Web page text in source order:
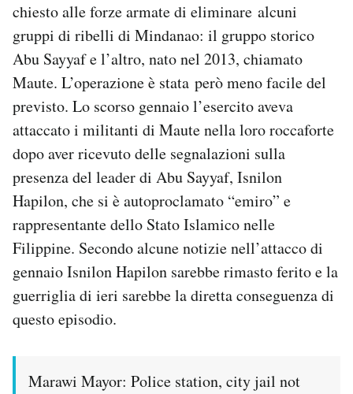
chiesto alle forze armate di eliminare alcuni
gruppi di ribelli di Mindanao: il gruppo storico
Abu Sayyaf e l’altro, nato nel 2013, chiamato
Maute. L’operazione è stata però meno facile del
previsto. Lo scorso gennaio l’esercito aveva
attaccato i militanti di Maute nella loro roccaforte
dopo aver ricevuto delle segnalazioni sulla
presenza del leader di Abu Sayyaf, Isnilon
Hapilon, che si è autoproclamato “emiro” e
rappresentante dello Stato Islamico nelle
Filippine. Secondo alcune notizie nell’attacco di
gennaio Isnilon Hapilon sarebbe rimasto ferito e la
guerriglia di ieri sarebbe la diretta conseguenza di
questo episodio.
Marawi Mayor: Police station, city jail not